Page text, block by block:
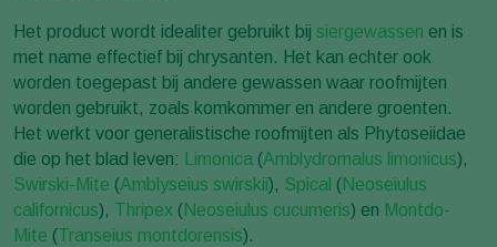
Het product wordt idealiter gebruikt bij siergewassen en is
met name effectief bij chrysanten. Het kan echter ook
worden toegepast bij andere gewassen waar roofmijten
worden gebruikt, zoals komkommer en andere groenten.
Het werkt voor generalistische roofmijten als Phytoseiidae
die op het blad leven:
Limonica (Amblydromalus limonicus),
Swirski-Mite (Amblyseius swirskii), Spical (Neoseiulus
californicus), Thripex (Neoseiulus cucumeris) en Montdo-
Mite (Transeius montdorensis).